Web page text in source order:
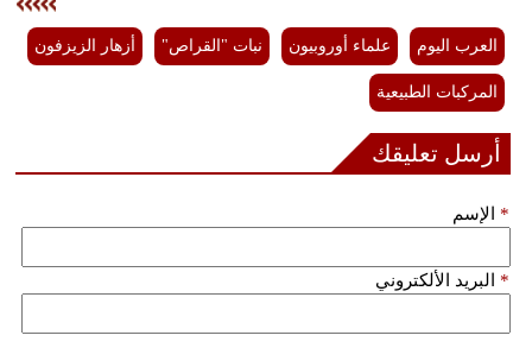
العرب اليوم علماء أوروبيون نبات "القراص" أزهار الزيزفون
المركبات الطبيعية
أرسل تعليقك
الإسم *
البريد الألكتروني *